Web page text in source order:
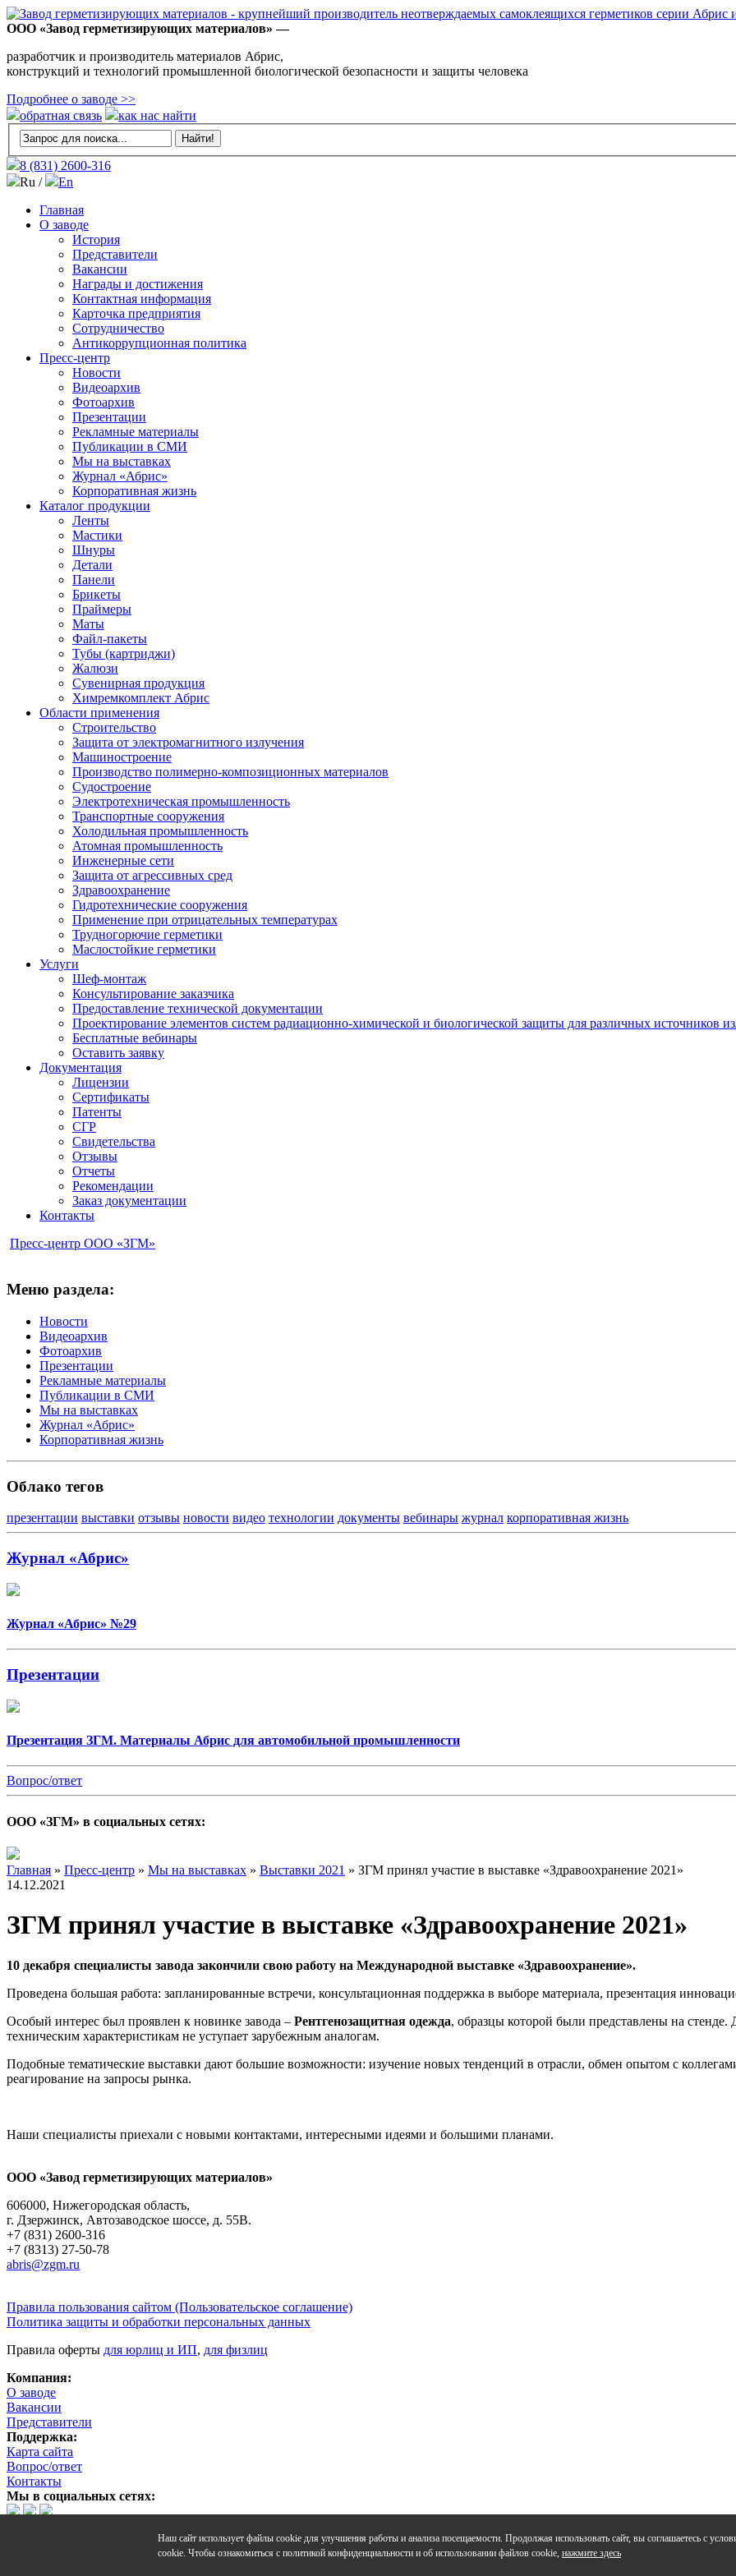
ООО «Завод герметизирующих материалов» —
разработчик и производитель материалов Абрис,
конструкций и технологий промышленной биологической безопасности и защиты человека
Подробнее о заводе >>
обратная связь
как нас найти
8 (831) 2600-316
Ru /
En
Главная
О заводе
История
Представители
Вакансии
Награды и достижения
Контактная информация
Карточка предприятия
Сотрудничество
Антикоррупционная политика
Пресс-центр
Новости
Видеоархив
Фотоархив
Презентации
Рекламные материалы
Публикации в СМИ
Мы на выставках
Журнал «Абрис»
Корпоративная жизнь
Каталог продукции
Ленты
Мастики
Шнуры
Детали
Панели
Брикеты
Праймеры
Маты
Файл-пакеты
Тубы (картриджи)
Жалюзи
Сувенирная продукция
Химремкомплект Абрис
Области применения
Строительство
Защита от электромагнитного излучения
Машиностроение
Производство полимерно-композиционных материалов
Судостроение
Электротехническая промышленность
Транспортные сооружения
Холодильная промышленность
Атомная промышленность
Инженерные сети
Защита от агрессивных сред
Здравоохранение
Гидротехнические сооружения
Применение при отрицательных температурах
Трудногорючие герметики
Маслостойкие герметики
Услуги
Шеф-монтаж
Консультирование заказчика
Предоставление технической документации
Проектирование элементов систем радиационно-химической и биологической защиты для различных источников
Бесплатные вебинары
Оставить заявку
Документация
Лицензии
Сертификаты
Патенты
СГР
Свидетельства
Отзывы
Отчеты
Рекомендации
Заказ документации
Контакты
Пресс-центр ООО «ЗГМ»
Меню раздела:
Новости
Видеоархив
Фотоархив
Презентации
Рекламные материалы
Публикации в СМИ
Мы на выставках
Журнал «Абрис»
Корпоративная жизнь
Облако тегов
презентации выставки отзывы новости видео технологии документы вебинары журнал корпоративная жизнь
Журнал «Абрис»
Журнал «Абрис» №29
Презентации
Презентация ЗГМ. Материалы Абрис для автомобильной промышленности
Вопрос/ответ
ООО «ЗГМ» в социальных сетях:
Главная » Пресс-центр » Мы на выставках » Выставки 2021 » ЗГМ принял участие в выставке «Здравоохранение 2021»
14.12.2021
ЗГМ принял участие в выставке «Здравоохранение 2021»
10 декабря специалисты завода закончили свою работу на Международной выставке «Здравоохранение».
Проведена большая работа: запланированные встречи, консультационная поддержка в выборе материала, презентация
Особый интерес был проявлен к новинке завода – Рентгенозащитная одежда, образцы которой были представлены на
техническим характеристикам не уступает зарубежным аналогам.
Подобные тематические выставки дают большие возможности: изучение новых тенденций в отрасли, обмен опытом с
реагирование на запросы рынка.
Наши специалисты приехали с новыми контактами, интересными идеями и большими планами.
ООО «Завод герметизирующих материалов»
606000, Нижегородская область,
г. Дзержинск, Автозаводское шоссе, д. 55В.
+7 (831) 2600-316
+7 (8313) 27-50-78
abris@zgm.ru
Правила пользования сайтом (Пользовательское соглашение)
Политика защиты и обработки персональных данных
Правила оферты для юрлиц и ИП, для физлиц
Компания:
О заводе
Вакансии
Представители
Поддержка:
Карта сайта
Вопрос/ответ
Контакты
Мы в социальных сетях:
Наш сайт использует файлы cookie для улучшения работы и анализа посещаемости. Продолжая использовать сайт, вы соглашаетесь с
cookie. Чтобы ознакомиться с политикой конфиденциальности и об использовании файлов cookie, нажмите здесь